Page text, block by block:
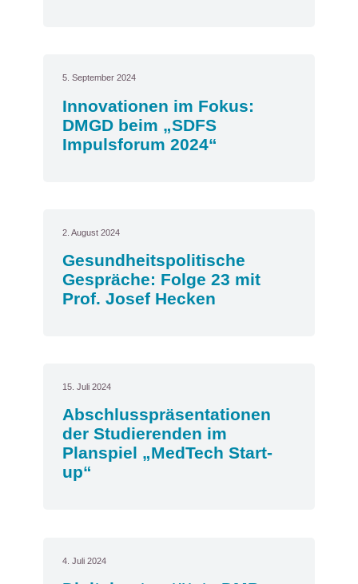
5. September 2024
Innovationen im Fokus:
DMGD beim „SDFS
Impulsforum 2024“
2. August 2024
Gesundheitspolitische
Gespräche: Folge 23 mit
Prof. Josef Hecken
15. Juli 2024
Abschlusspräsentationen
der Studierenden im
Planspiel „MedTech Start-
up“
4. Juli 2024